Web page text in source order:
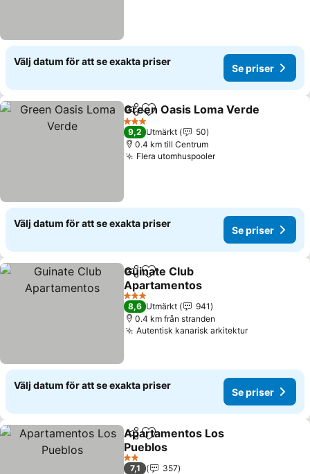
Välj datum för att se exakta priser
Se priser
Dela Lägg till i Mina Favoriter
Green Oasis Loma Verde
3 Stjärnor
9,2 Utmärkt
50
0.4 km till Centrum
Flera utomhuspoolerSe priser
Välj datum för att se exakta priser
Se priser
Dela Lägg till i Mina Favoriter
Guinate Club
Apartamentos
Se priser
3 Stjärnor
8,6 Utmärkt
941
0.4 km från stranden
Autentisk kanarisk arkitekturSe priser
Välj datum för att se exakta priser
Se priser
Dela Lägg till i Mina Favoriter
Apartamentos Los
Pueblos
Se priser
2 Stjärnor
7,1
357